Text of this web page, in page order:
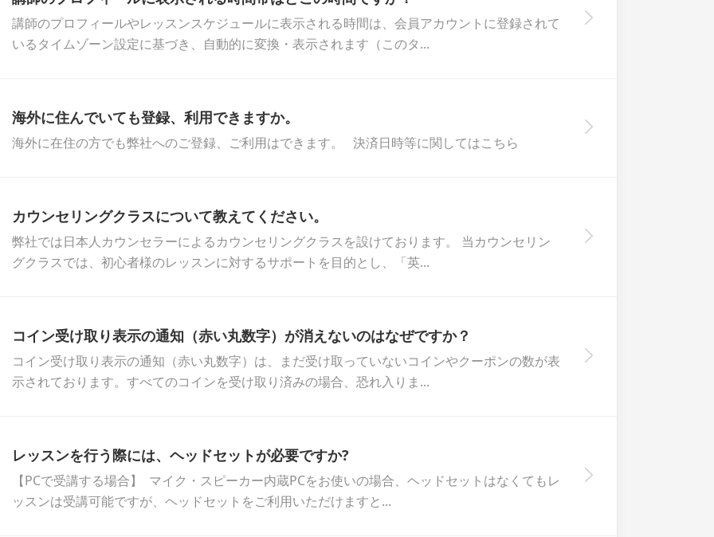
講師のプロフィールやレッスンスケジュールに表示される時間は、会員アカウントに登録されて
いるタイムゾーン設定に基づき、自動的に変換・表示されます（このタ...
海外に住んでいても登録、利用できますか。
海外に在住の方でも弊社へのご登録、ご利用はできます。 決済日時等に関してはこちら
カウンセリングクラスについて教えてください。
弊社では日本人カウンセラーによるカウンセリングクラスを設けております。 当カウンセリン
グクラスでは、初心者様のレッスンに対するサポートを目的とし、「英...
コイン受け取り表示の通知（赤い丸数字）が消えないのはなぜですか？
コイン受け取り表示の通知（赤い丸数字）は、まだ受け取っていないコインやクーポンの数が表
示されております。すべてのコインを受け取り済みの場合、恐れ入りま...
レッスンを行う際には、ヘッドセットが必要ですか?
【PCで受講する場合】 マイク・スピーカー内蔵PCをお使いの場合、ヘッドセットはなくてもレ
ッスンは受講可能ですが、ヘッドセットをご利用いただけますと...